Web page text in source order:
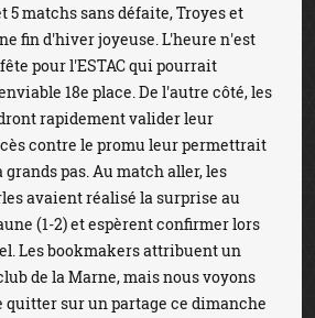
5 matchs sans défaite, Troyes et
fin d'hiver joyeuse. L'heure n'est
pour l'ESTAC qui pourrait
18e place. De l'autre côté, les
rapidement valider leur
contre le promu leur permettrait
grands pas. Au match aller, les
avaient réalisé la surprise au
(1-2) et espèrent confirmer lors
Les bookmakers attribuent un
de la Marne, mais nous voyons
quitter sur un partage ce dimanche